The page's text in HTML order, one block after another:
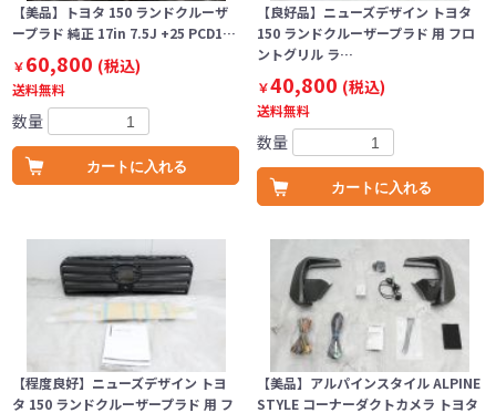
【美品】トヨタ 150 ランドクルーザ
ープラド 純正 17in 7.5J +25 PCD1…
￥60,800 (税込)
送料無料
数量
カートに入れる
【良好品】ニューズデザイン トヨタ
150 ランドクルーザープラド 用 フロ
ントグリル ラ…
￥40,800 (税込)
送料無料
数量
カートに入れる
【程度良好】ニューズデザイン トヨ
タ 150 ランドクルーザープラド 用 フ
【美品】アルパインスタイル ALPINE
STYLE コーナーダクトカメラ トヨタ